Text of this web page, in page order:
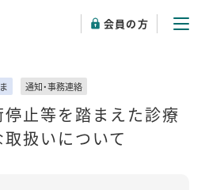
会員の方
止等を踏まえた診療
扱いについて
通知・事務連絡